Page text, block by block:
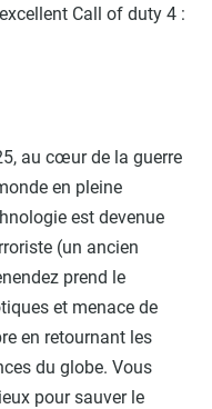
Call of duty 4 :
au cœur de la guerre
en pleine
est devenue
(un ancien
prend le
et menace de
en retournant les
du globe. Vous
pour sauver le